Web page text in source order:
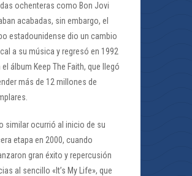
ochenteras como Bon Jovi
acabadas, sin embargo, el
estadounidense dio un cambio
a su música y regresó en 1992
álbum Keep The Faith, que llegó
más de 12 millones de
similar ocurrió al inicio de su
etapa en 2000, cuando
gran éxito y repercusión
al sencillo «It’s My Life», que